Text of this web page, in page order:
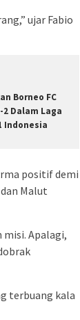
ujar Fabio
Borneo FC
2 Dalam Laga
Indonesia
positif demi
Malut
Apalagi,
terbuang kala